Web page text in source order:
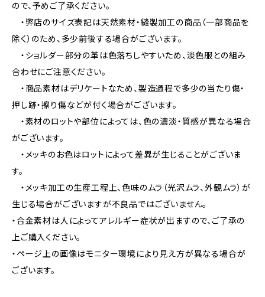
ので、予めご了承ください。
・弊店のサイズ表記は天然素材・縫製加工の商品（一部商品を
除く）のため、多少前後する場合がございます。
・ショルダー部分の革は色落ちしやすいため、淡色服との組み
合わせにご注意ください。
・商品素材はデリケートなため、製造過程で多少の当たり傷・
押し跡・擦り傷などが付く場合がございます。
・素材のロットや部位によっては、色の濃淡・質感が異なる場合
がございます。
・メッキのお色はロットによって差異が生じることがございま
す。
・メッキ加工の生産工程上、色味のムラ（光沢ムラ、外観ムラ）が
生じる場合がございますが不良品ではございません。
・合金素材は人によってアレルギー症状が出ますので、ご了承の
上ご購入ください。
・ページ上の画像はモニター環境により見え方が異なる場合が
ございます。